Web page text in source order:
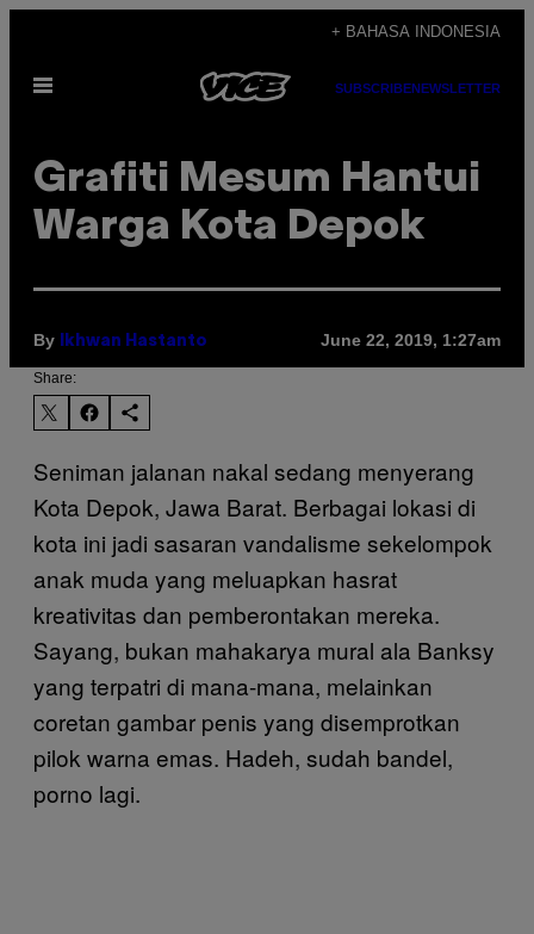
content
+ BAHASA INDONESIA
Open
SUBSCRIBENEWSLETTER
Grafiti Mesum Hantui
Warga Kota Depok
By Ikhwan Hastanto June 22, 2019, 1:27am
Share:
Seniman jalanan nakal sedang menyerang
Kota Depok, Jawa Barat. Berbagai lokasi di
kota ini jadi sasaran vandalisme sekelompok
anak muda yang meluapkan hasrat
kreativitas dan pemberontakan mereka.
Sayang, bukan mahakarya mural ala Banksy
yang terpatri di mana-mana, melainkan
coretan gambar penis yang disemprotkan
pilok warna emas. Hadeh, sudah bandel,
porno lagi.